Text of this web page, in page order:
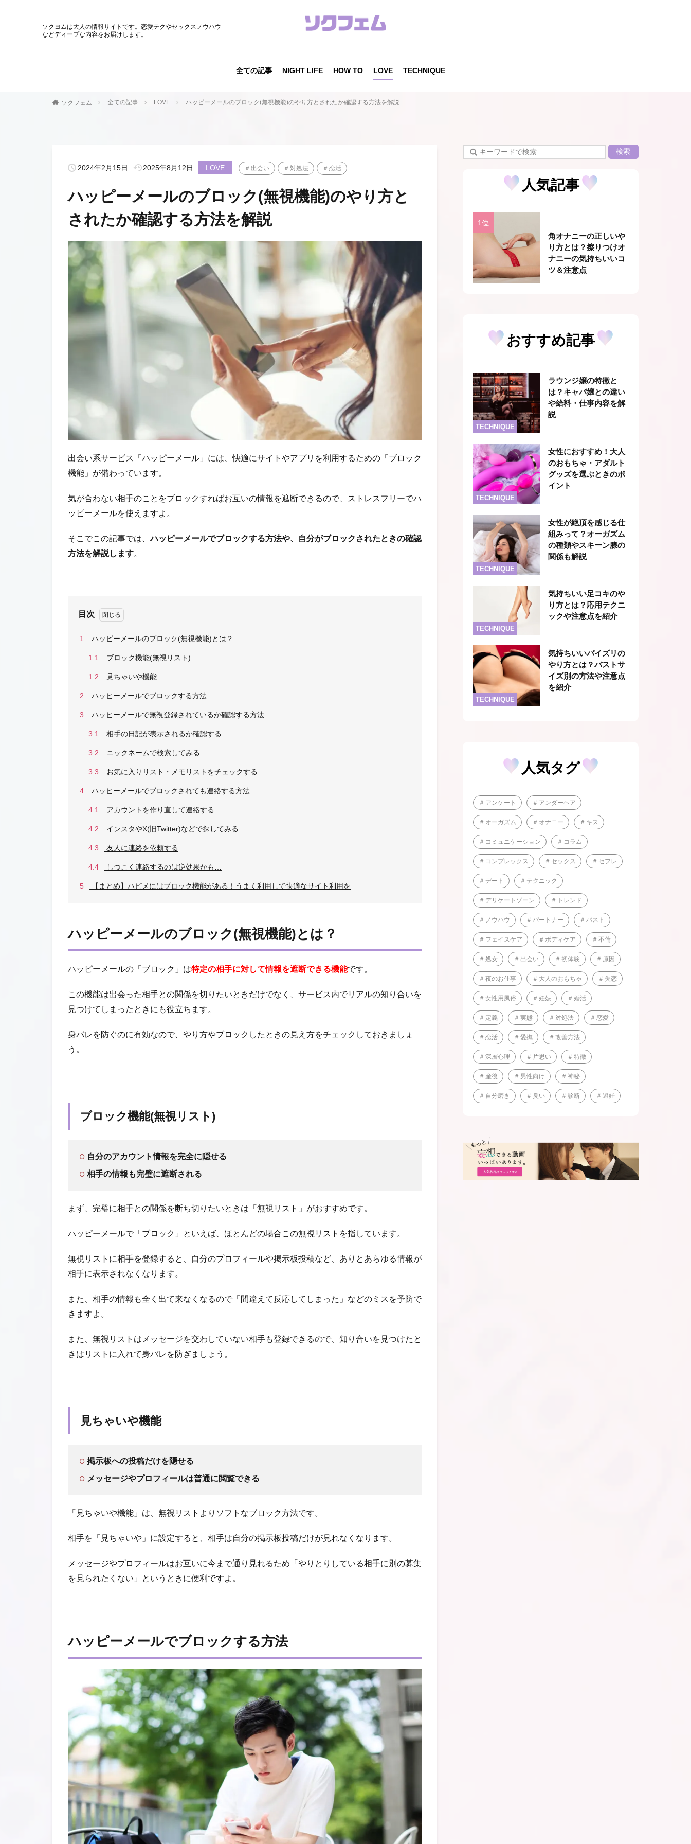
ソクヨムは大人の情報サイトです。恋愛テクやセックスノウハウ
などディープな内容をお届けします。
全ての記事 NIGHT LIFE HOW TO LOVE TECHNIQUE
ソクフェム 全ての記事 LOVE ハッピーメールのブロック(無視機能)のやり方とされたか確認する方法を解説
2024年2月15日 2025年8月12日 LOVE 出会い 対処法 恋活
ハッピーメールのブロック(無視機能)のやり方と
されたか確認する方法を解説
出会い系サービス「ハッピーメール」には、快適にサイトやアプリを利用するための「ブロック
機能」が備わっています。
気が合わない相手のことをブロックすればお互いの情報を遮断できるので、ストレスフリーでハ
ッピーメールを使えますよ。
そこでこの記事では、ハッピーメールでブロックする方法や、自分がブロックされたときの確認
方法を解説します。
目次
1 ハッピーメールのブロック(無視機能)とは？
1.1 ブロック機能(無視リスト)
1.2 見ちゃいや機能
2 ハッピーメールでブロックする方法
3 ハッピーメールで無視登録されているか確認する方法
3.1 相手の日記が表示されるか確認する
3.2 ニックネームで検索してみる
3.3 お気に入りリスト・メモリストをチェックする
4 ハッピーメールでブロックされても連絡する方法
4.1 アカウントを作り直して連絡する
4.2 インスタやX(旧Twitter)などで探してみる
4.3 友人に連絡を依頼する
4.4 しつこく連絡するのは逆効果かも…
5 【まとめ】ハピメにはブロック機能がある！うまく利用して快適なサイト利用を
ハッピーメールのブロック(無視機能)とは？
ハッピーメールの「ブロック」は特定の相手に対して情報を遮断できる機能です。
この機能は出会った相手との関係を切りたいときだけでなく、サービス内でリアルの知り合いを
見つけてしまったときにも役立ちます。
身バレを防ぐのに有効なので、やり方やブロックしたときの見え方をチェックしておきましょ
う。
ブロック機能(無視リスト)
自分のアカウント情報を完全に隠せる
相手の情報も完璧に遮断される
まず、完璧に相手との関係を断ち切りたいときは「無視リスト」がおすすめです。
ハッピーメールで「ブロック」といえば、ほとんどの場合この無視リストを指しています。
無視リストに相手を登録すると、自分のプロフィールや掲示板投稿など、ありとあらゆる情報が
相手に表示されなくなります。
また、相手の情報も全く出て来なくなるので「間違えて反応してしまった」などのミスを予防で
きますよ。
また、無視リストはメッセージを交わしていない相手も登録できるので、知り合いを見つけたと
きはリストに入れて身バレを防ぎましょう。
見ちゃいや機能
掲示板への投稿だけを隠せる
メッセージやプロフィールは普通に閲覧できる
「見ちゃいや機能」は、無視リストよりソフトなブロック方法です。
相手を「見ちゃいや」に設定すると、相手は自分の掲示板投稿だけが見れなくなります。
メッセージやプロフィールはお互いに今まで通り見れるため「やりとりしている相手に別の募集
を見られたくない」というときに便利ですよ。
ハッピーメールでブロックする方法
検索
人気記事
角オナニーの正しいや
り方とは？擦りつけオ
ナニーの気持ちいいコ
ツ＆注意点
おすすめ記事
TECHNIQUE
ラウンジ嬢の特徴と
は？キャバ嬢との違い
や給料・仕事内容を解
説
TECHNIQUE
女性におすすめ！大人
のおもちゃ・アダルト
グッズを選ぶときのポ
イント
TECHNIQUE
女性が絶頂を感じる仕
組みって？オーガズム
の種類やスキーン腺の
関係も解説
TECHNIQUE
気持ちいい足コキのや
り方とは？応用テクニ
ックや注意点を紹介
TECHNIQUE
気持ちいいパイズリの
やり方とは？バストサ
イズ別の方法や注意点
を紹介
人気タグ
アンケート アンダーヘア
オーガズム オナニー キス
コミュニケーション コラム
コンプレックス セックス セフレ
デート テクニック
デリケートゾーン トレンド
ノウハウ パートナー バスト
フェイスケア ボディケア 不倫
処女 出会い 初体験 原因
夜のお仕事 大人のおもちゃ 失恋
女性用風俗 妊娠 婚活
定義 実態 対処法 恋愛
恋活 愛撫 改善方法
深層心理 片思い 特徴
産後 男性向け 神秘
自分磨き 臭い 診断 避妊